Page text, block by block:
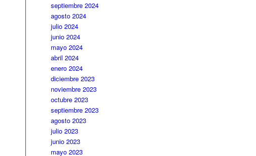
septiembre 2024
agosto 2024
julio 2024
junio 2024
mayo 2024
abril 2024
enero 2024
diciembre 2023
noviembre 2023
octubre 2023
septiembre 2023
agosto 2023
julio 2023
junio 2023
mayo 2023